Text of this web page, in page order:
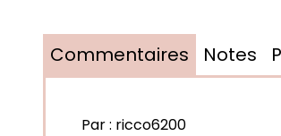
Commentaires Notes
Par : ricco6200